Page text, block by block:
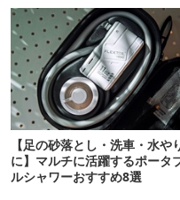
【足の砂落とし・洗車・水や
に】マルチに活躍するポータ
ルシャワーおすすめ8選